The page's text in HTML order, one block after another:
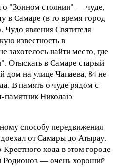
о "Зоином стоянии" — чуде,
в Самаре (в то время город
явления Святителя
известность в
захотелось найти место, где
Отыскать в Самаре старый
дом на улице Чапаева, 84 не
В память о чуде рядом с
памятник Николаю
способу передвижения
от Самары до Атырау.
хода в этом городе
Родионов — очень хороший